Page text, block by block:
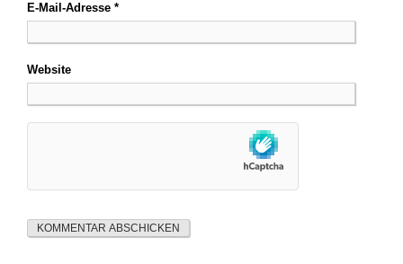
E-Mail-Adresse *
Website